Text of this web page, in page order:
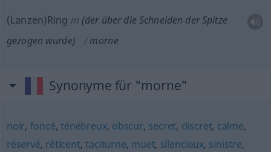
(Lanzen)Ring m (der über die Schneiden der Spitze
gezogen wurde)
morne
Synonyme für "morne"
noir, foncé,ténébreux, obscur, secret, discret, calme,
réservé, réticent,taciturne, muet, silencieux, sinistre,